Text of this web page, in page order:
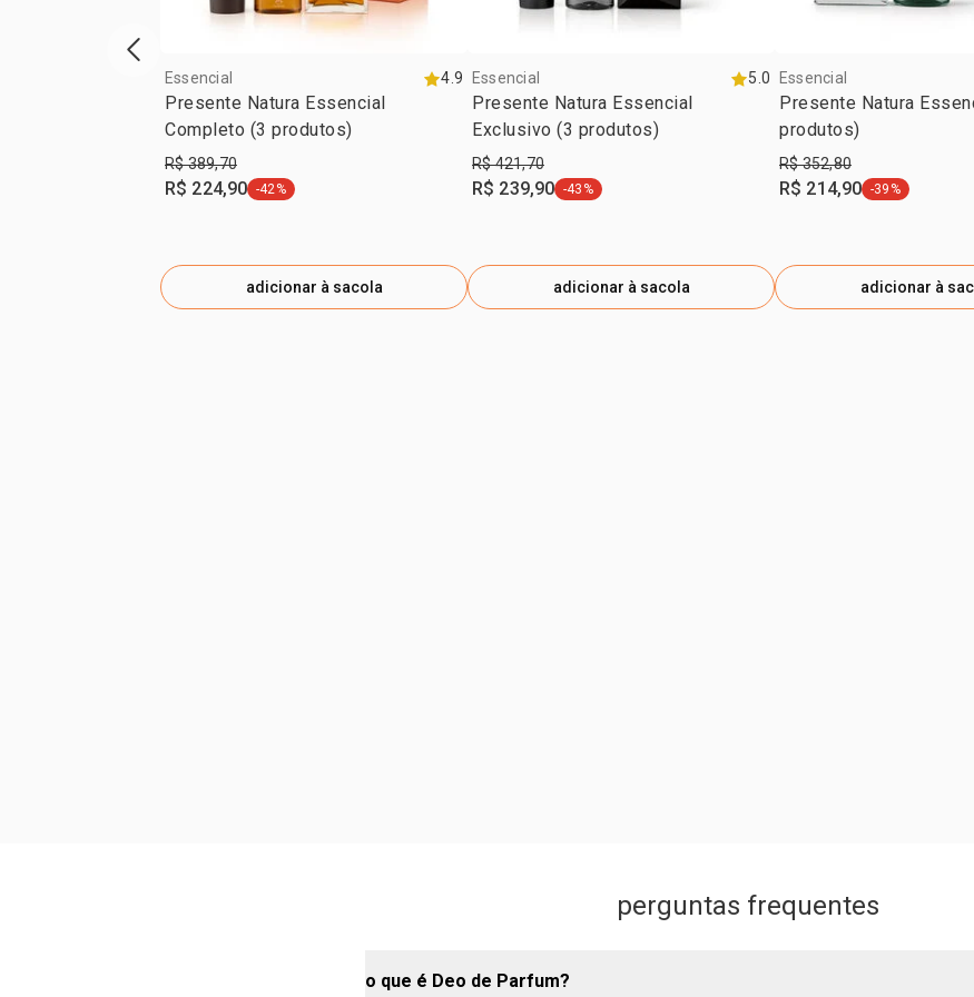
Essencial 4.9
Presente Natura Essencial
Completo (3 produtos)
R$ 389,70
R$ 224,90 etiqueta -42%
-42%
adicionar à sacola
Essencial 5.0
Presente Natura Essencial
Exclusivo (3 produtos)
R$ 421,70
R$ 239,90 etiqueta -43%
-43%
adicionar à sacola
Essencial
Presente Natura
produtos)
R$ 352,80
R$ 214,90 etiqueta -39%
-39%
adicionar à
vitrine de produtos anterior
perguntas frequentes
o que é Deo de Parfum?